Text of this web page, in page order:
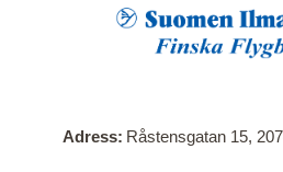
Adress Råstensgatan 15,